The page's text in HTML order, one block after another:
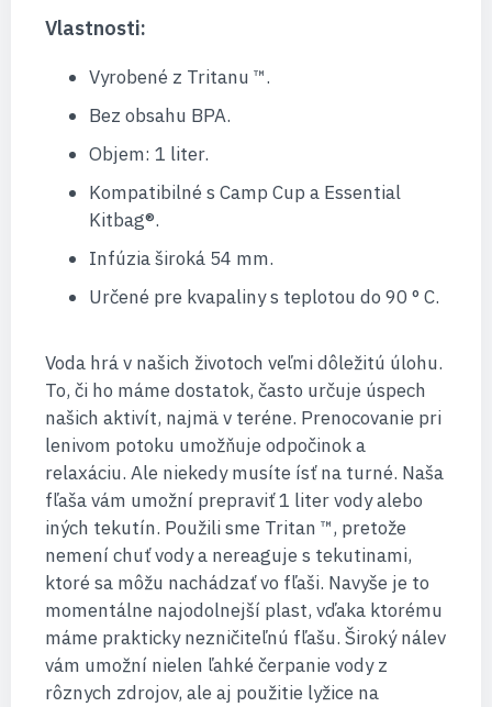
Vlastnosti:
Vyrobené z Tritanu ™.
Bez obsahu BPA.
Objem: 1 liter.
Kompatibilné s Camp Cup a Essential
Kitbag®.
Infúzia široká 54 mm.
Určené pre kvapaliny s teplotou do 90 ° C.
Voda hrá v našich životoch veľmi dôležitú úlohu.
To, či ho máme dostatok, často určuje úspech
našich aktivít, najmä v teréne. Prenocovanie pri
lenivom potoku umožňuje odpočinok a
relaxáciu. Ale niekedy musíte ísť na turné. Naša
fľaša vám umožní prepraviť 1 liter vody alebo
iných tekutín. Použili sme Tritan ™, pretože
nemení chuť vody a nereaguje s tekutinami,
ktoré sa môžu nachádzať vo fľaši. Navyše je to
momentálne najodolnejší plast, vďaka ktorému
máme prakticky nezničiteľnú fľašu. Široký nálev
vám umožní nielen ľahké čerpanie vody z
rôznych zdrojov, ale aj použitie lyžice na